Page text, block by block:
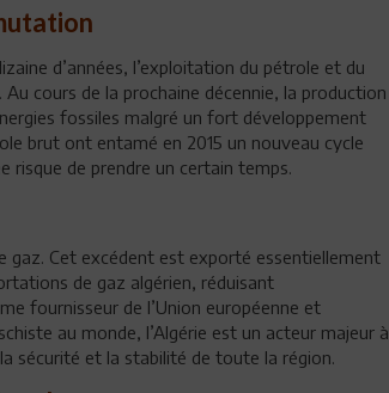
d’années, l’exploitation du pétrole et du
cours de la prochaine décennie, la production
fossiles malgré un fort développement
brut ont entamé en 2015 un nouveau cycle
risque de prendre un certain temps.
gaz. Cet excédent est exporté essentiellement
de gaz algérien, réduisant
fournisseur de l’Union européenne et
au monde, l’Algérie est un acteur majeur à
sécurité et la stabilité de toute la région.